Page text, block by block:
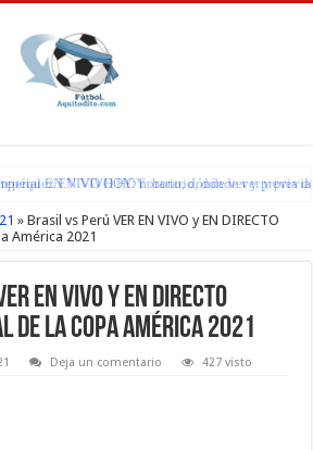
EN VIVO HOY: horario, dónde ver y
» Brasil vs Perú VER EN VIVO y EN DIRECTO
América 2021
EN VIVO y EN DIRECTO
de la Copa América 2021
Deja un comentario 427 visto